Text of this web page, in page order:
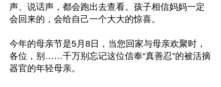
声、说话声，都会跑出去查看。孩子相信妈妈一定
会回来的，会给自己一个大大的惊喜。
今年的母亲节是5月8日，当您回家与母亲欢聚时，
各位，别……千万别忘记这位信奉“真善忍”的被活摘
器官的年轻母亲。